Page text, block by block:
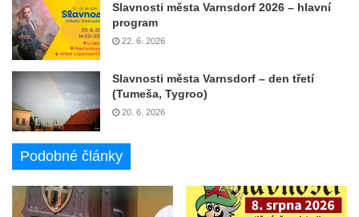
Slavnosti města Varnsdorf 2026 – hlavní
program
22. 6. 2026
Slavnosti města Varnsdorf – den třetí
(Tumeša, Tygroo)
20. 6. 2026
Podobné články